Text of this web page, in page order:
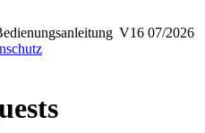
V16 07/2026